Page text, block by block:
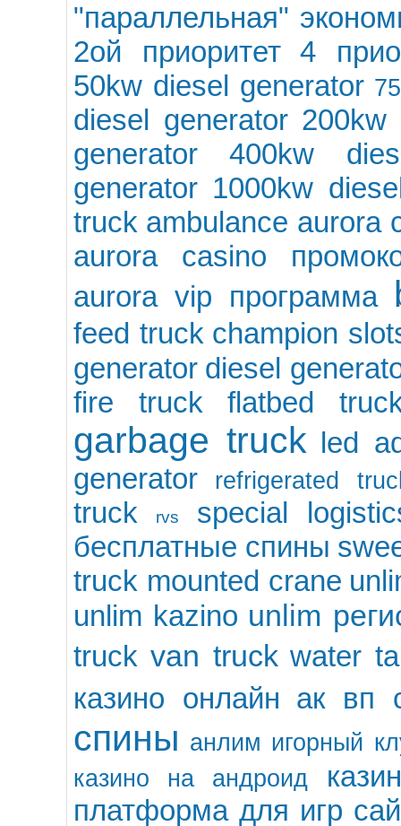
"параллельная"
2ой приоритет 4
50kw diesel generator
diesel generator 200kw
generator
400kw
generator 1000kw
truck ambulance aurora
aurora casino
aurora vip программа
feed truck champion
generator diesel
fire truck
flatbed
garbage truck led
generator
refrigerated
truck rvs
special
бесплатные спины
truck mounted crane
unlim kazino unlim
truck van truck water
казино онлайн ак вп
спины анлим игорный
казино на андроид
платформа для игр